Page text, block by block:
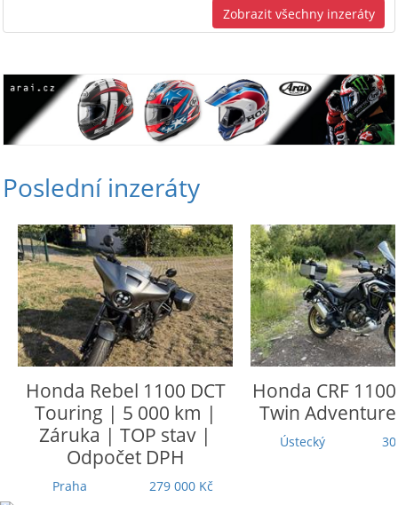
Zobrazit všechny inzeráty
Poslední inzeráty
HondaRebel 1100 DCT
Touring | 5 000 km |
Záruka | TOP stav |
Odpočet DPH
Praha 279 000 Kč
HondaCRF 1100
Twin Adventure
Ústecký